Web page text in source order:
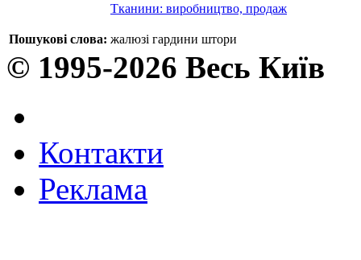
Тканини: виробництво, продаж
Пошукові слова: жалюзі гардини штори
© 1995-2026 Весь Київ
Контакти
Реклама